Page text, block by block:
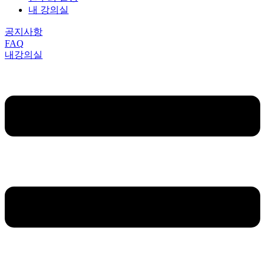
내 강의실
공지사항
FAQ
내강의실